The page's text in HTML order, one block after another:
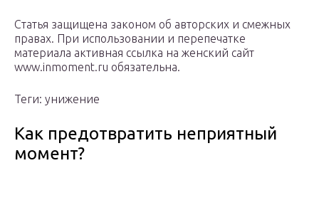
Статья защищена законом об авторских и смежных
правах. При использовании и перепечатке
материала активная ссылка на женский сайт
www.inmoment.ru обязательна.
Теги: унижение
Как предотвратить неприятный
момент?